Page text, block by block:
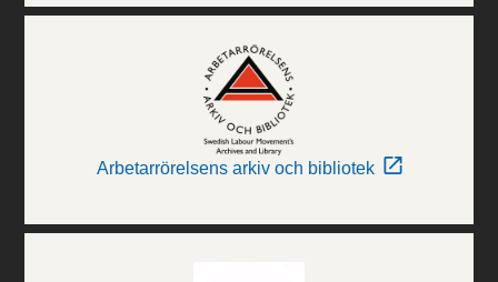
Arbetarrörelsens arkiv och bibliotek